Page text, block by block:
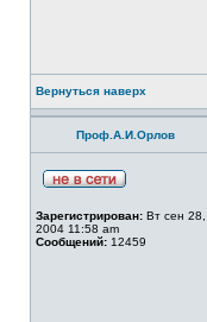
Вернуться наверх
Проф.А.И.Орлов
Зарегистрирован: Вт сен 28,
2004 11:58 am
Сообщений: 12459